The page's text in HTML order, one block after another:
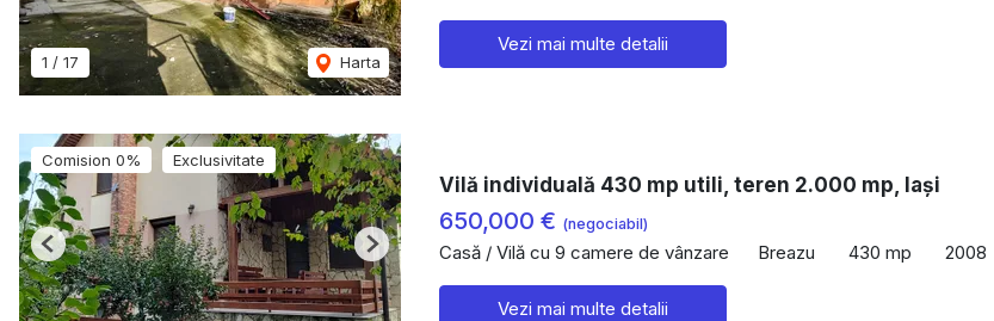
1 / 17 Harta
Vezi mai multe detalii
Comision 0% Exclusivitate
Previous Next
Vilă individuală 430 mp utili, teren 2.000 mp, Iași
650,000 € (negociabil)
Casă / Vilă cu 9 camere de vânzare Breazu 430 mp 2008
Vezi mai multe detalii